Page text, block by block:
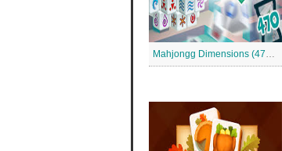
Mahjongg Dimensions (470 Sekunden)